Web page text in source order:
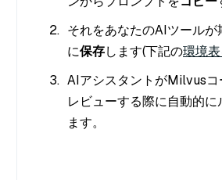
それをあなたのAIツール
に保存します(下記の環境
AIアシスタントがMilvusコ
レビューする際に自動的
ます。